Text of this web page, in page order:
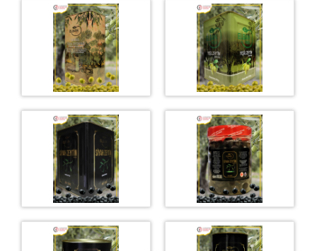
İşyurdu Birimler
İşyurdu Birimi
İşyurdu İş Kolları
Ağaç İşleme
Arıcılık
Biyogaz
Büyük/Küçükbaş Hayvancılık
Döşeme Atölyesi
Fırıncılık
Kümes Hayvancılığı
Metal İşleri
Mobilya Dekorasyon